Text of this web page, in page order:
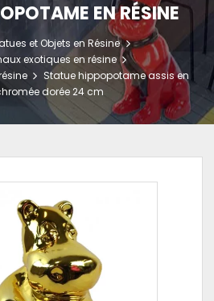
EN RÉSINE
et Objets en Résine
exotiques en résine
Statue hippopotame assis en
dorée 24 cm